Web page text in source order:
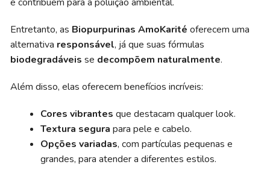
Entretanto, as Biopurpurinas AmoKarité oferecem uma
alternativa responsável, já que suas fórmulas
biodegradáveisse decompõem naturalmente.
Além disso, elas oferecem benefícios incríveis:
Cores vibrantes que destacam qualquer look.
Textura segura para pele e cabelo.
Opções variadas, com partículas pequenas e
grandes, para atender a diferentes estilos.